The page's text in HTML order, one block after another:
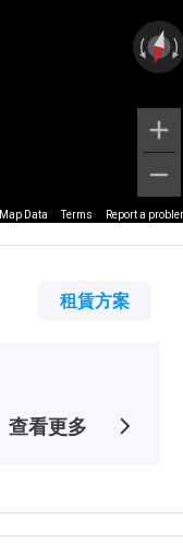
Map Data Terms Report a
租賃方案
查看更多